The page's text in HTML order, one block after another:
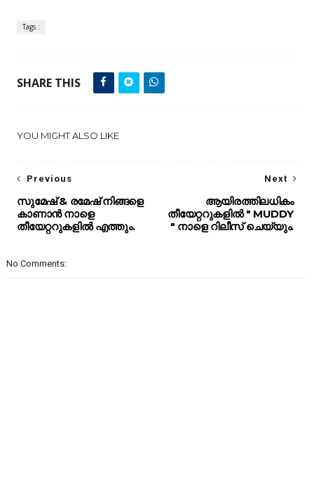
Tags :
SHARE THIS
YOU MIGHT ALSO LIKE
Next
ആയിരത്തിലധികം
തീയേറ്ററുകളിൽ " MUDDY
" നാളെ റിലീസ് ചെയ്യും.
Previous
സുമേഷ് & രമേഷ് നിങ്ങളെ
കാണാൻ നാളെ
തീയേറ്ററുകളിൽ എത്തും.
No Comments: